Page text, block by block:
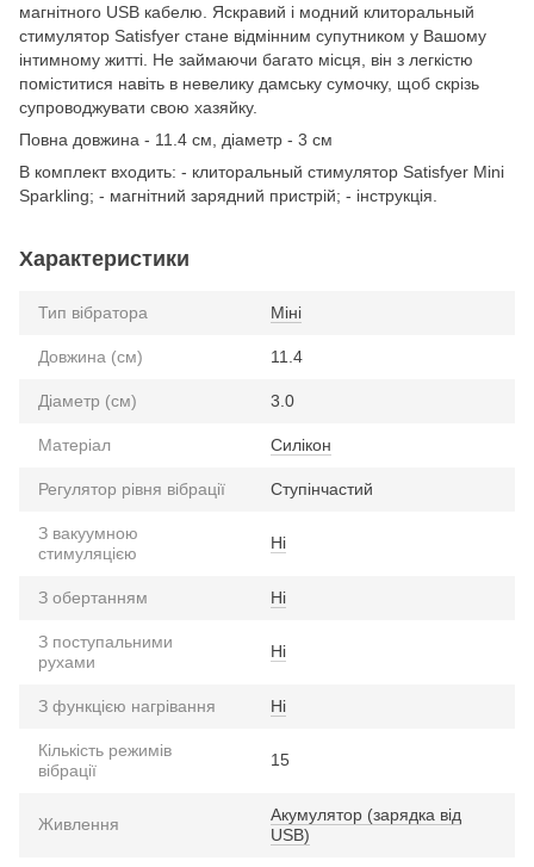
магнітного USB кабелю. Яскравий і модний клиторальный
стимулятор Satisfyer стане відмінним супутником у Вашому
інтимному житті. Не займаючи багато місця, він з легкістю
поміститися навіть в невелику дамську сумочку, щоб скрізь
супроводжувати свою хазяйку.
Повна довжина - 11.4 см, діаметр - 3 см
В комплект входить: - клиторальный стимулятор Satisfyer Mini
Sparkling; - магнітний зарядний пристрій; - інструкція.
Характеристики
Тип вібратора Міні
Довжина (см) 11.4
Діаметр (см) 3.0
Матеріал Силікон
Регулятор рівня вібрації Ступінчастий
З вакуумною
стимуляцією
Ні
З обертанням Ні
З поступальними
рухами
Ні
З функцією нагрівання Ні
Кількість режимів
вібрації
15
Живлення
Акумулятор (зарядка від
USB)